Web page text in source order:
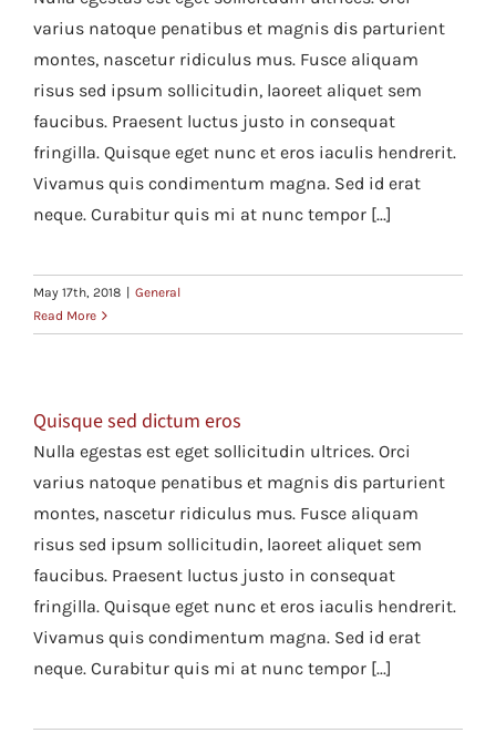
Contact
varius natoque penatibus et magnis dis parturient
montes, nascetur ridiculus mus. Fusce aliquam
risus sed ipsum sollicitudin, laoreet aliquet sem
faucibus. Praesent luctus justo in consequat
fringilla. Quisque eget nunc et eros iaculis hendrerit.
Vivamus quis condimentum magna. Sed id erat
neque. Curabitur quis mi at nunc tempor [...]
May 17th, 2018
General
Read More
Quisque sed dictum eros
Nulla egestas est eget sollicitudin ultrices. Orci
varius natoque penatibus et magnis dis parturient
montes, nascetur ridiculus mus. Fusce aliquam
risus sed ipsum sollicitudin, laoreet aliquet sem
faucibus. Praesent luctus justo in consequat
fringilla. Quisque eget nunc et eros iaculis hendrerit.
Vivamus quis condimentum magna. Sed id erat
neque. Curabitur quis mi at nunc tempor [...]